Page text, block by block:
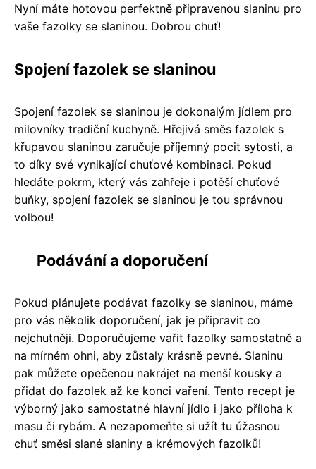
Nyní máte hotovou perfektně připravenou slaninu pro
vaše fazolky se slaninou. Dobrou chuť!
Spojení fazolek se slaninou
Spojení fazolek se slaninou je dokonalým jídlem pro
milovníky tradiční kuchyně. Hřejivá směs fazolek s
křupavou slaninou zaručuje příjemný pocit sytosti, a
to díky své vynikající chuťové kombinaci. Pokud
hledáte pokrm, který vás zahřeje i potěší chuťové
buňky, spojení fazolek se slaninou je tou správnou
volbou!
Podávání a doporučení
Pokud plánujete podávat fazolky se slaninou, máme
pro vás několik doporučení, jak je připravit co
nejchutněji. Doporučujeme vařit fazolky samostatně a
na mírném ohni, aby zůstaly krásně pevné. Slaninu
pak můžete opečenou nakrájet na menší kousky a
přidat do fazolek až ke konci vaření. Tento recept je
výborný jako samostatné hlavní jídlo i jako příloha k
masu či rybám. A nezapomeňte si užít tu úžasnou
chuť směsi slané slaniny a krémových fazolků!